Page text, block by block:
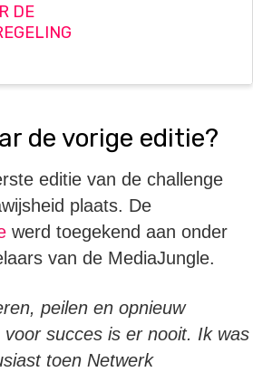
DE
de vorige editie?
editie van de challenge
plaats. De
werd toegekend aan onder
van de MediaJungle.
peilen en opnieuw
succes is er nooit. Ik was
toen Netwerk